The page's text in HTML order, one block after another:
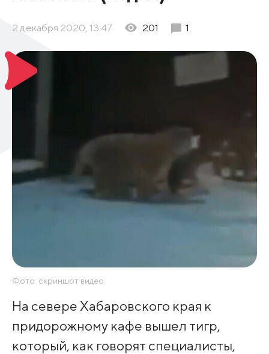
2 декабря 2020, 13:47 201 1
Фото: скриншот видео
На севере Хабаровского края к
придорожному кафе вышел тигр,
который, как говорят специалисты,